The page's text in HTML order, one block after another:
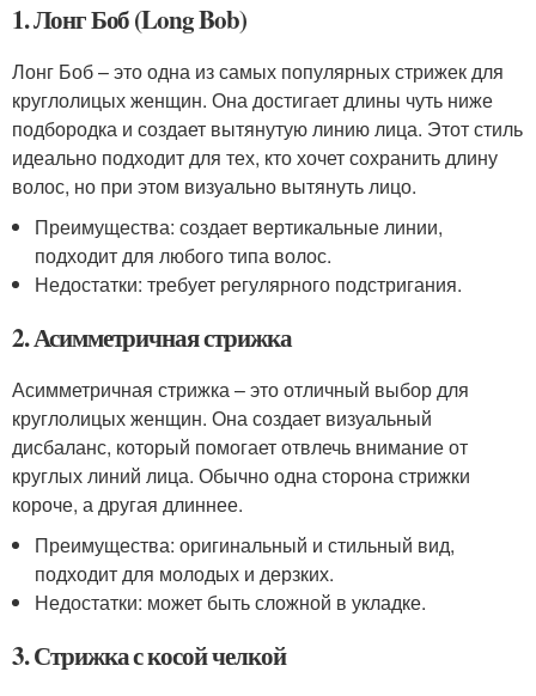
1. Лонг Боб (Long Bob)
Лонг Боб – это одна из самых популярных стрижек для
круглолицых женщин. Она достигает длины чуть ниже
подбородка и создает вытянутую линию лица. Этот стиль
идеально подходит для тех, кто хочет сохранить длину
волос, но при этом визуально вытянуть лицо.
Преимущества: создает вертикальные линии,
подходит для любого типа волос.
Недостатки: требует регулярного подстригания.
2. Асимметричная стрижка
Асимметричная стрижка – это отличный выбор для
круглолицых женщин. Она создает визуальный
дисбаланс, который помогает отвлечь внимание от
круглых линий лица. Обычно одна сторона стрижки
короче, а другая длиннее.
Преимущества: оригинальный и стильный вид,
подходит для молодых и дерзких.
Недостатки: может быть сложной в укладке.
3. Стрижка с косой челкой